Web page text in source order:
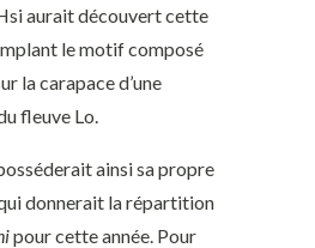
aurait découvert cette
le motif composé
la carapace d’une
fleuve Lo.
ainsi sa propre
donnerait la répartition
pour cette année. Pour